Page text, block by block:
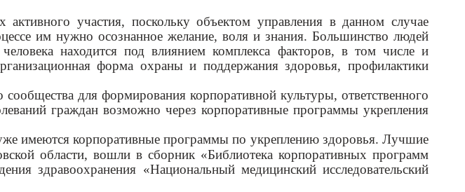
участия, поскольку объектом управления в данном случае
им нужно осознанное желание, воля и знания. Большинство людей
находится под влиянием комплекса факторов, в том числе и
форма охраны и поддержания здоровья, профилактики
для формирования корпоративной культуры, ответственного
граждан возможно через корпоративные программы укрепления
имеются корпоративные программы по укреплению здоровья. Лучшие
области, вошли в сборник «Библиотека корпоративных программ
здравоохранения «Национальный медицинский исследовательский